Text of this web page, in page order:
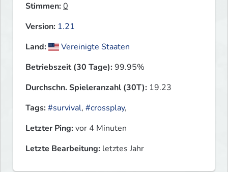
Stimmen:0
Version: 1.21
Land:
Vereinigte Staaten
Betriebszeit (30 Tage):99.95%
Durchschn. Spieleranzahl (30T): 19.23
Tags:#survival, #crossplay,
Letzter Ping:vor 4 Minuten
Letzte Bearbeitung: letztes Jahr